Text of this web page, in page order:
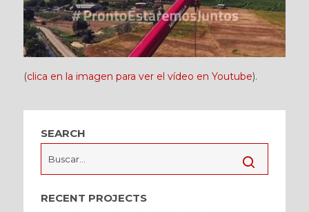
(clica en la imagen para ver el vídeo en Youtube).
SEARCH
RECENT PROJECTS